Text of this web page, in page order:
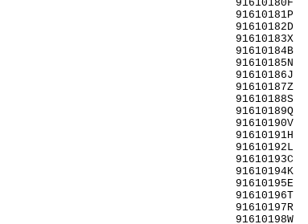
91610180F
91610181P
91610182D
91610183X
91610184B
91610185N
91610186J
91610187Z
91610188S
91610189Q
91610190V
91610191H
91610192L
91610193C
91610194K
91610195E
91610196T
91610197R
91610198W